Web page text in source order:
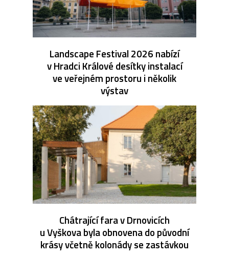
Landscape Festival 2026 nabízí
v Hradci Králové desítky instalací
ve veřejném prostoru i několik
výstav
Chátrající fara v Drnovicích
u Vyškova byla obnovena do původní
krásy včetně kolonády se zastávkou